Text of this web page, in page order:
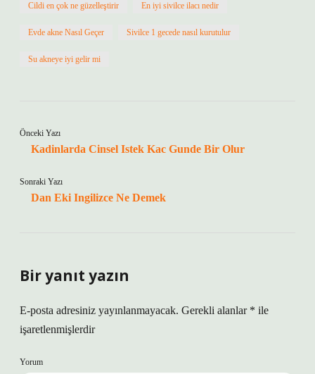
Cildi en çok ne güzelleştirir En iyi sivilce ilacı nedir
Evde akne Nasıl Geçer Sivilce 1 gecede nasıl kurutulur
Su akneye iyi gelir mi
Önceki Yazı
Kadinlarda Cinsel Istek Kac Gunde Bir Olur
Sonraki Yazı
Dan Eki Ingilizce Ne Demek
Bir yanıt yazın
E-posta adresiniz yayınlanmayacak. Gerekli alanlar * ile
işaretlenmişlerdir
Yorum